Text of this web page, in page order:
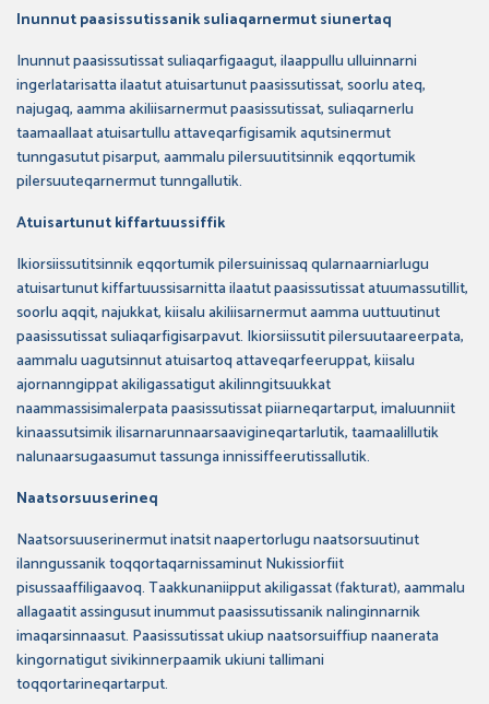
Inunnut paasissutissanik suliaqarnermut siunertaq
Inunnut paasissutissat suliaqarfigaagut, ilaappullu ulluinnarni
ingerlatarisatta ilaatut atuisartunut paasissutissat, soorlu ateq,
najugaq, aamma akiliisarnermut paasissutissat, suliaqarnerlu
taamaallaat atuisartullu attaveqarfigisamik aqutsinermut
tunngasutut pisarput, aammalu pilersuutitsinnik eqqortumik
pilersuuteqarnermut tunngallutik.
Atuisartunut kiffartuussiffik
Ikiorsiissutitsinnik eqqortumik pilersuinissaq qularnaarniarlugu
atuisartunut kiffartuussisarnitta ilaatut paasissutissat atuumassutillit,
soorlu aqqit, najukkat, kiisalu akiliisarnermut aamma uuttuutinut
paasissutissat suliaqarfigisarpavut. Ikiorsiissutit pilersuutaareerpata,
aammalu uagutsinnut atuisartoq attaveqarfeeruppat, kiisalu
ajornanngippat akiligassatigut akilinngitsuukkat
naammassisimalerpata paasissutissat piiarneqartarput, imaluunniit
kinaassutsimik ilisarnarunnaarsaavigineqartarlutik, taamaalillutik
nalunaarsugaasumut tassunga innissiffeerutissallutik.
Naatsorsuuserineq
Naatsorsuuserinermut inatsit naapertorlugu naatsorsuutinut
ilanngussanik toqqortaqarnissaminut Nukissiorfiit
pisussaaffiligaavoq. Taakkunaniipput akiligassat (fakturat), aammalu
allagaatit assingusut inummut paasissutissanik nalinginnarnik
imaqarsinnaasut. Paasissutissat ukiup naatsorsuiffiup naanerata
kingornatigut sivikinnerpaamik ukiuni tallimani
toqqortarineqartarput.